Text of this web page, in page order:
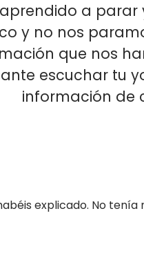
a
y no nos
que nos
escuchar tu
información de
explicado. No